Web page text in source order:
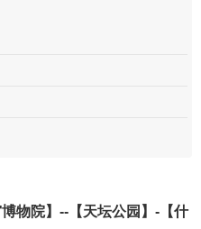
物院】--【天坛公园】-【什